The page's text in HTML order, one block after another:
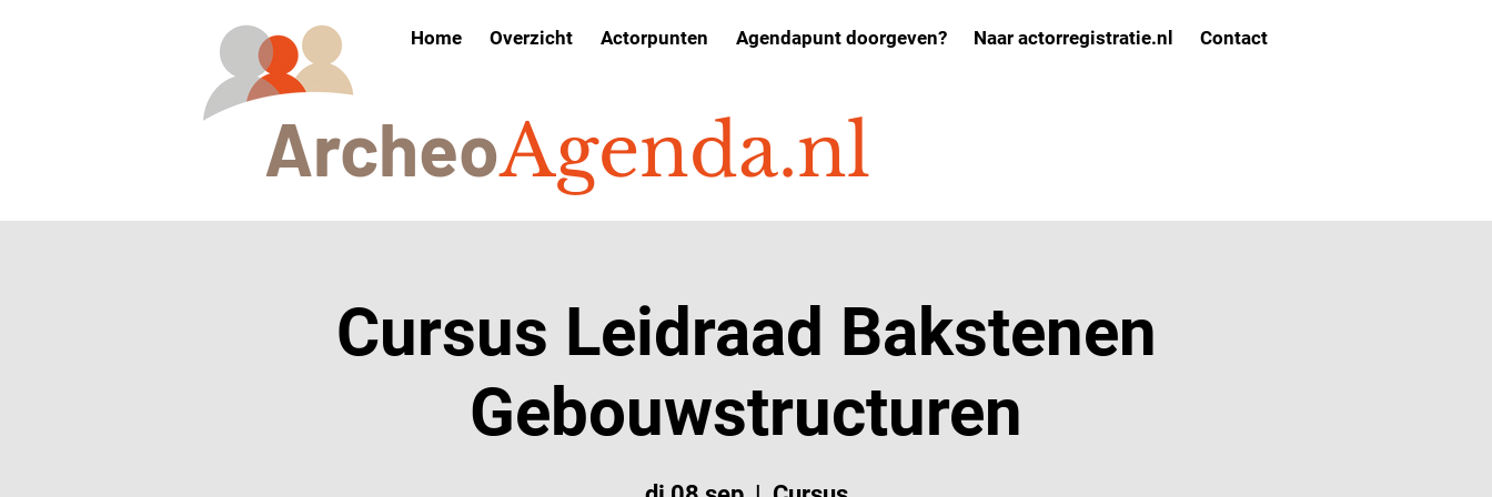
Home Overzicht Actorpunten Agendapunt doorgeven? Naar actorregistratie.nl Contact
ArcheoAgenda.nl
Cursus Leidraad Bakstenen
Gebouwstructuren